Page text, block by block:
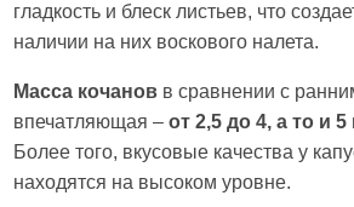
гладкость и блеск листьев, что
наличии на них воскового налета.
Масса кочанов в сравнении с
впечатляющая –от 2,5 до 4, а то и
Более того, вкусовые качества у
находятся на высоком уровне.